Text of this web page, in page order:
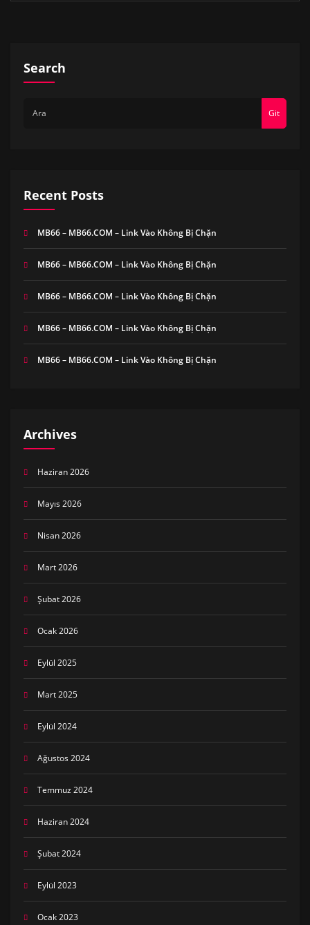
Search
Git
Recent Posts
MB66 – MB66.COM – Link Vào Không Bị Chặn
MB66 – MB66.COM – Link Vào Không Bị Chặn
MB66 – MB66.COM – Link Vào Không Bị Chặn
MB66 – MB66.COM – Link Vào Không Bị Chặn
MB66 – MB66.COM – Link Vào Không Bị Chặn
Archives
Haziran 2026
Mayıs 2026
Nisan 2026
Mart 2026
Şubat 2026
Ocak 2026
Eylül 2025
Mart 2025
Eylül 2024
Ağustos 2024
Temmuz 2024
Haziran 2024
Şubat 2024
Eylül 2023
Ocak 2023